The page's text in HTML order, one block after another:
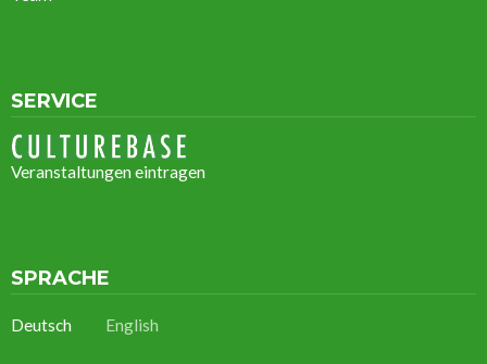
SERVICE
Veranstaltungen eintragen
SPRACHE
Deutsch English